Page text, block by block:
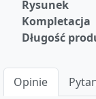
Rysunek
Kompletacja
Długość
Opinie